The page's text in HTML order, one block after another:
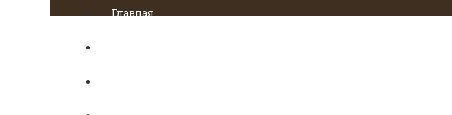
Главная